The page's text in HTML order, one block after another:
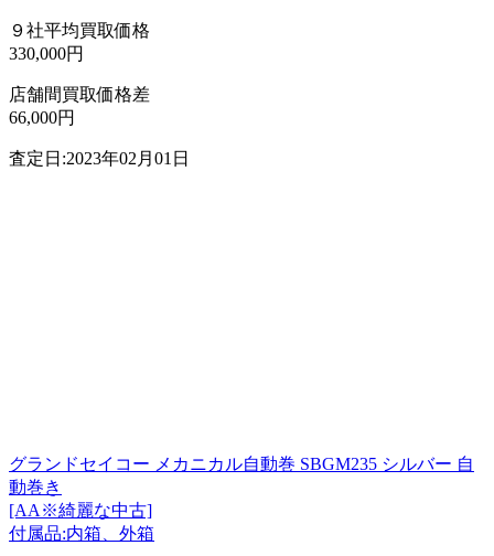
９社平均買取価格
330,000円
店舗間買取価格差
66,000円
査定日:2023年02月01日
グランドセイコー メカニカル自動巻 SBGM235 シルバー 自
動巻き
[AA※綺麗な中古]
付属品:内箱、外箱